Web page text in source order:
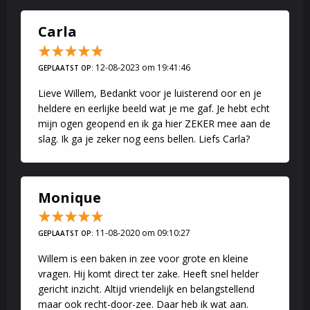
Beide kan ik je bieden.
Helpen bij nieuwe inzichten
Coachen en het luisteren naar anderen is dan ook een echte
Ik vind het ontzettend boeiend en mooi om mensen te zien
groeien door inzichten of door echt gehoord te worden.
Dit gebeurd in het dagelijks leven ook veel te weinig. Er wordt wel
geluisterd, maar je wordt niet gehoord.
Mijn specialisaties zijn relaties, echtscheidingen,
werk gerelateerde vraagstukken en werkeloosheid,
gezinssituaties en financiën.
Mijn uitgangspunt is dat iedereen uiteindelijk zelf leert wat goed
voor hem of haar is,
in werk en privé leven. Iedereen kan leren op basis van diverse
Carla
GEPLAATST OP: 12-08-2023 om 19:41:46
Lieve Willem, Bedankt voor je luisterend oor en je
heldere en eerlijke beeld wat je me gaf. Je hebt echt
mijn ogen geopend en ik ga hier ZEKER mee aan de
slag. Ik ga je zeker nog eens bellen. Liefs Carla?
Monique
GEPLAATST OP: 11-08-2020 om 09:10:27
Willem is een baken in zee voor grote en kleine
vragen. Hij komt direct ter zake. Heeft snel helder
gericht inzicht. Altijd vriendelijk en belangstellend
maar ook recht-door-zee. Daar heb ik wat aan.